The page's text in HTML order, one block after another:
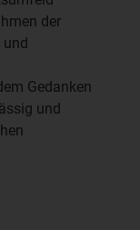
der
und
Gedanken
und